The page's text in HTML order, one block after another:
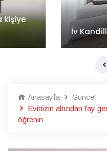
İv Kandilli'de yaşam
Anasayfa
Güncel
Evinizin altından fay
öğrenin